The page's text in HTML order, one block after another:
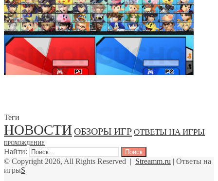
Теги
НОВОСТИ ОБЗОРЫ ИГР ОТВЕТЫ НА ИГРЫ
ПРОХОЖДЕНИЕ
Найти:
© Copyright 2026, All Rights Reserved | Streamm.ru | Ответы на
игрыS